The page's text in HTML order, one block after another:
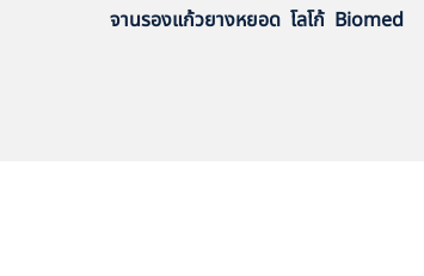
จานรองแก้วยางหยอด โลโก้ Biomed